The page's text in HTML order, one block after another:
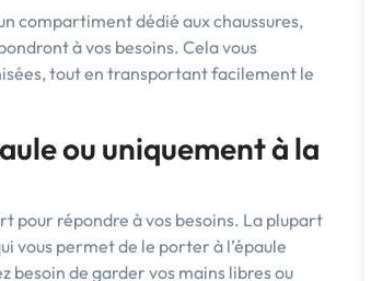
compartiment dédié aux chaussures,
à vos besoins. Cela vous
tout en transportant facilement le
ou uniquement à la
pour répondre à vos besoins. La plupart
vous permet de le porter à l’épaule
de garder vos mains libres ou